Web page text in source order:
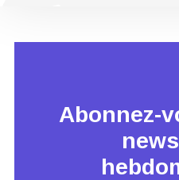
Abonnez-